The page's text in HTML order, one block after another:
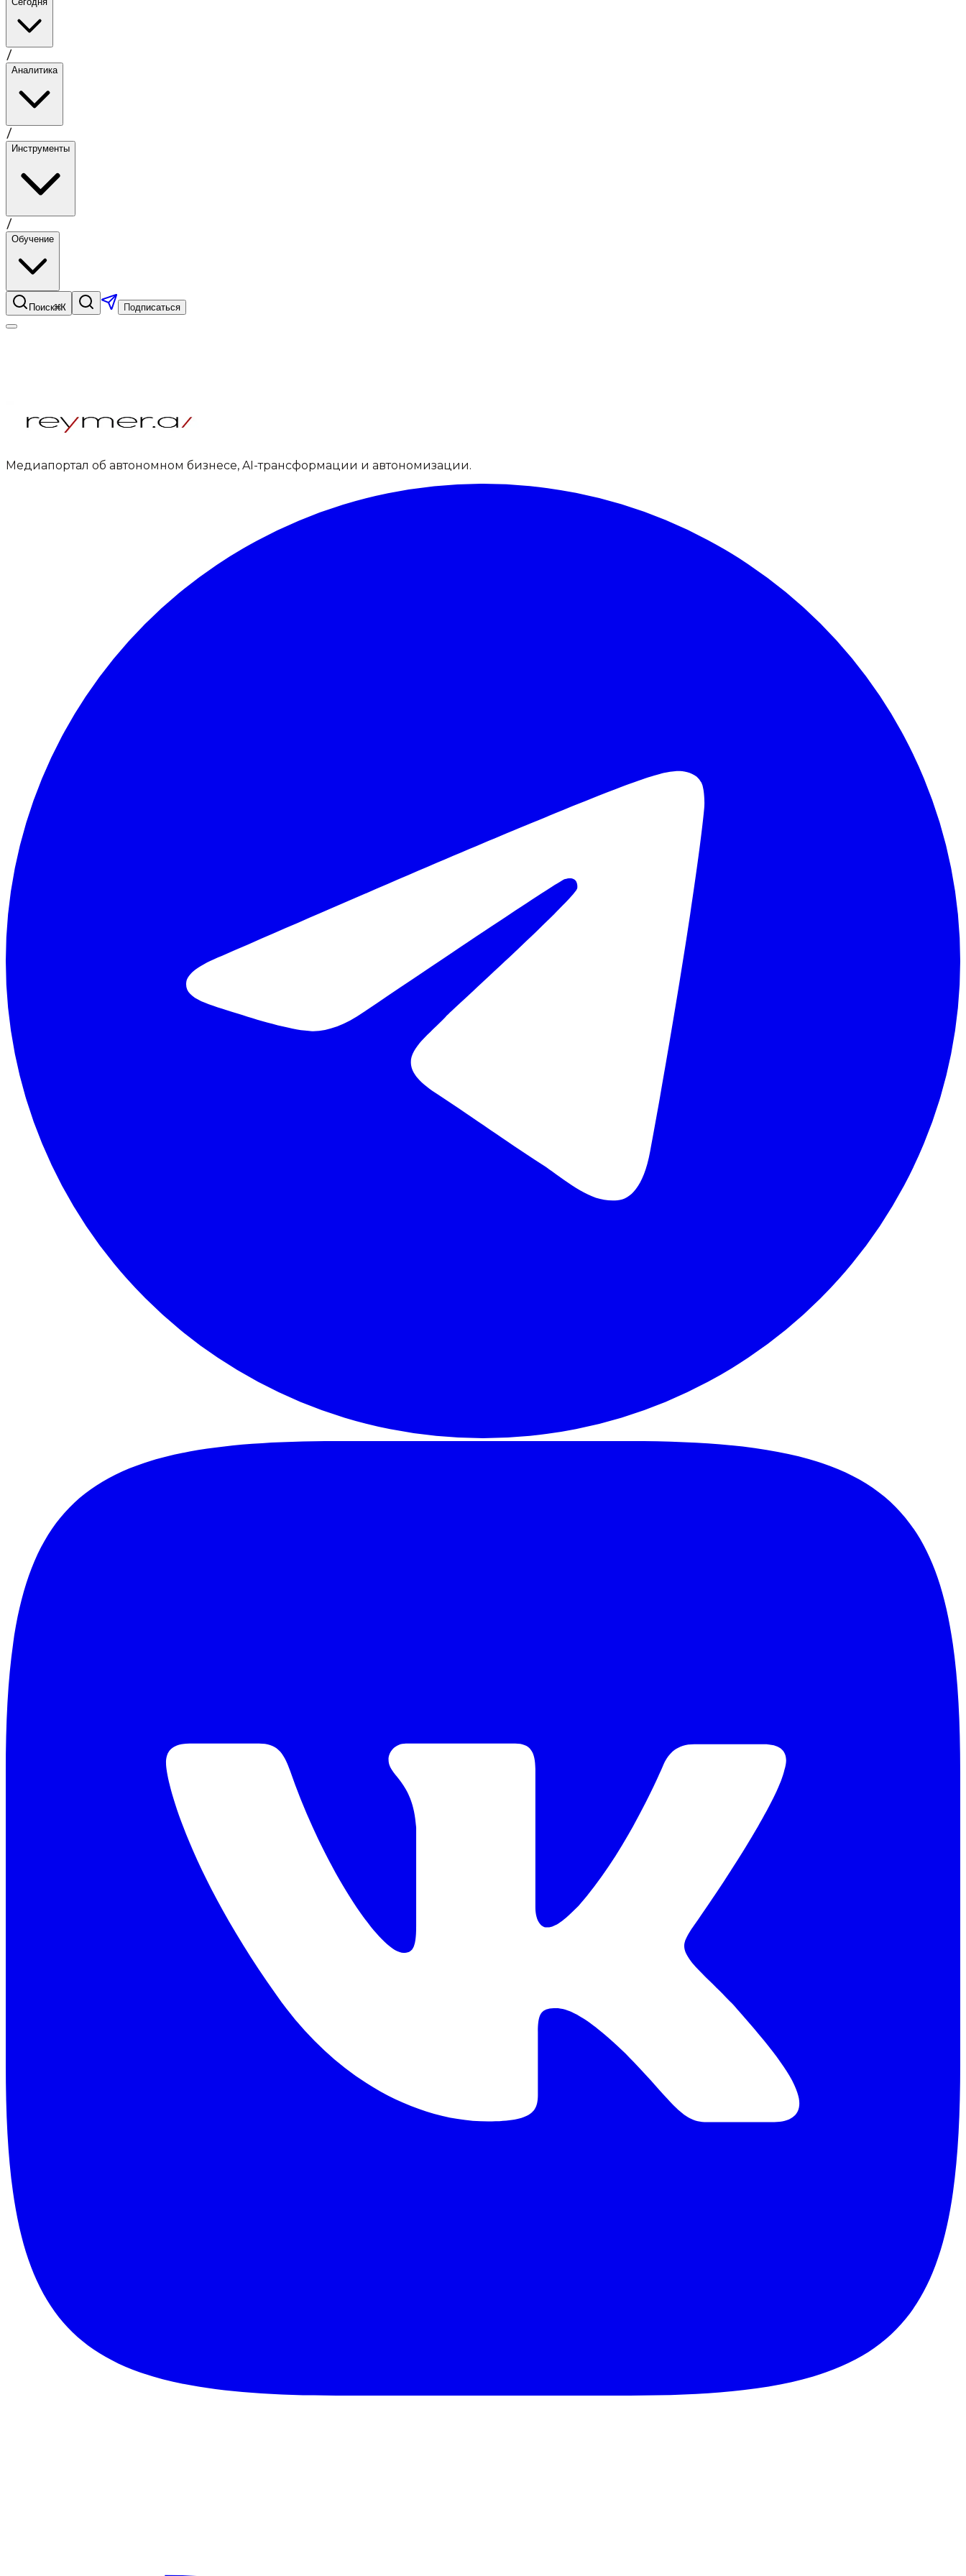
/
Аналитика
/
Инструменты
/
Обучение
Поиск⌘K Подписаться
Медиапортал об автономном бизнесе, AI-трансформации и автономизации.